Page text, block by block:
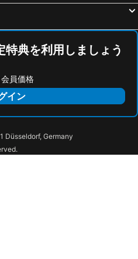
特典を利用しましょう
員価格
イン
Düsseldorf, Germany